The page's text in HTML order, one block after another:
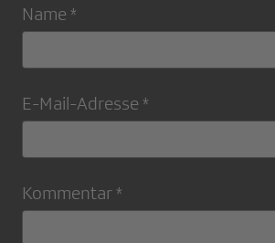
Name *
E-Mail-Adresse *
Kommentar *